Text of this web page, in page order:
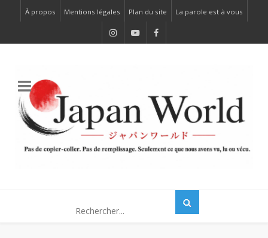
À propos Mentions légales Plan du site La parole est à vous